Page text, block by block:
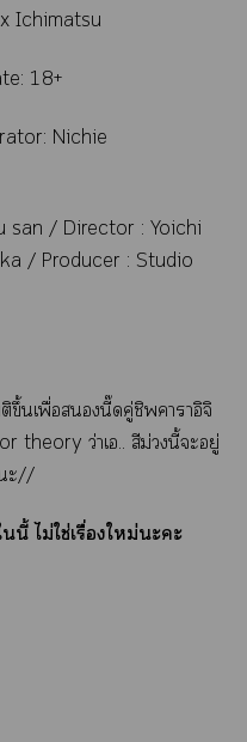
Ichimatsu
18+
Nichie
/ Director : Yoichi
/ Producer : Studio
นเพื่อนี๊ดคู่ชิพาาอิจิ
theory ว่าเ.. สีม่วงนี้ะอยู่
ะ//
นี้ ไม่ใช่่เรื่องใหม่ะะ